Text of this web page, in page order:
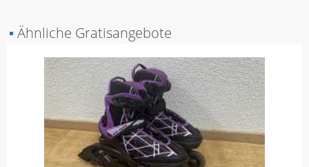
▪ Ähnliche Gratisangebote